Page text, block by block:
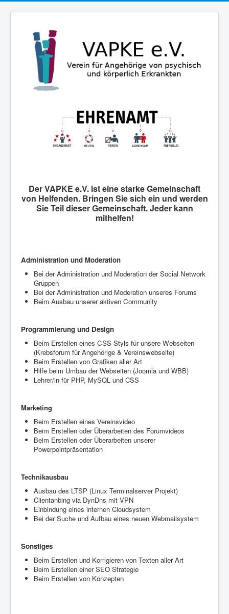
Der VAPKE e.V. ist eine starke Gemeinschaft
von Helfenden. Bringen Sie sich ein und werden
Sie Teil dieser Gemeinschaft. Jeder kann
mithelfen!
Administration und Moderation
Bei der Administration und Moderation der Social Network
Gruppen
Bei der Administration und Moderation unseres Forums
Beim Ausbau unserer aktiven Community
Programmierung und Design
Beim Erstellen eines CSS Styls für unsere Webseiten
(Krebsforum für Angehörige & Vereinswebseite)
Beim Erstellen von Grafiken aller Art
Hilfe beim Umbau der Webseiten (Joomla und WBB)
Lehrer/in für PHP, MySQL und CSS
Marketing
Beim Erstellen eines Vereinsvideo
Beim Erstellen oder Überarbeiten des Forumvideos
Beim Erstellen oder Überarbeiten unserer
Powerpointpräsentation
Technikausbau
Ausbau des LTSP (Linux Terminalserver Projekt)
Clientanbing via DynDns mit VPN
Einbindung eines internen Cloudsystem
Bei der Suche und Aufbau eines neuen Webmailsystem
Sonstiges
Beim Erstellen und Korrigieren von Texten aller Art
Beim Erstellen einer SEO Strategie
Beim Erstellen von Konzepten